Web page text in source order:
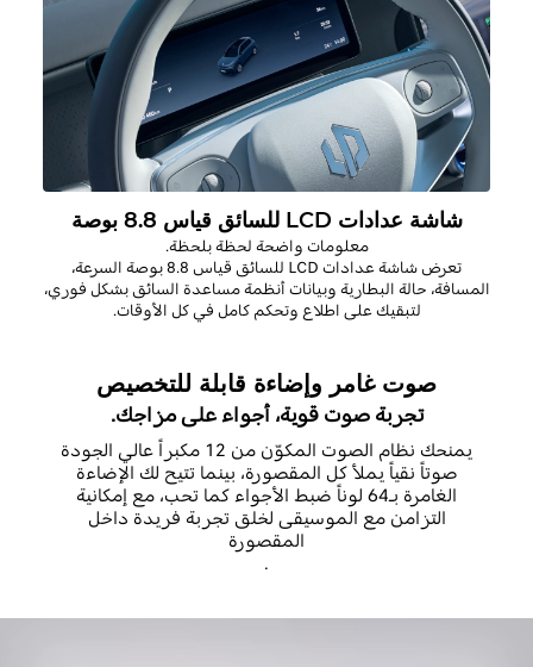
شاشة عدادات LCD للسائق قياس 8.8 بوصة
معلومات واضحة لحظة بلحظة.
تعرضشاشة عدادات LCD للسائق قياس 8.8 بوصة
السرعة،
المسافة، حالة البطارية وبيانات أنظمة مساعدة السائق بشكل فوري،
لتبقيك على اطلاع وتحكم كامل في كل الأوقات.
صوت غامر وإضاءة قابلة للتخصيص
تجربة صوت قوية، أجواء على مزاجك.
يمنحك نظام الصوت المكوّن من 12 مكبراً عالي الجودة
صوتاً نقياً يملأ كل المقصورة، بينما تتيح لك الإضاءة
الغامرة بـ64 لوناً ضبط الأجواء كما تحب، مع إمكانية
التزامن مع الموسيقى لخلق تجربة فريدة داخل
المقصورة
.